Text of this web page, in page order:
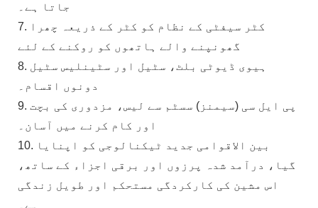
جاتا ہے۔
7. کٹر سیفٹی کے نظام کو کٹر کے ذریعہ چھرا
8. ہیوی ڈیوٹی بلٹ، سٹیل اور سٹینلیس سٹیل
دونوں اقسام۔
9. پی ایل سی (سیمنز) سسٹم سے لیس، مزدوری کی بچت
اور کام کرنے میں آسان۔
10. بین الاقوامی جدید ٹیکنالوجی کو اپنایا
گیا، درآمد شدہ پرزوں اور برقی اجزاء کے ساتھ،
اس مشین کی کارکردگی مستحکم اور طویل زندگی
ہے۔